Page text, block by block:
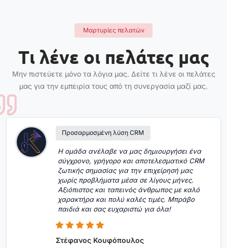
Μαρτυρίες πελατών
Τι λένε οι πελάτες μας
Μην πιστεύετε μόνο τα λόγια μας. Δείτε τι λένε οι πελάτες
μας για την εμπειρία τους από τη συνεργασία μαζί μας.
Προσαρμοσμένη λύση CRM
Η ομάδα ανέλαβε να μας δημιουργήσει ένα
σύγχρονο, γρήγορο και αποτελεσματικό CRM
ζωτικής σημασίας για την επιχείρησή μας
χωρίς προβλήματα μέσα σε λίγους μήνες.
Αξιόπιστος και ταπεινός άνθρωπος με καλό
χαρακτήρα και πολύ καλές τιμές. Μπράβο
παιδιά και σας ευχαριστώ για όλα!
Στέφανος Κουφόπουλος